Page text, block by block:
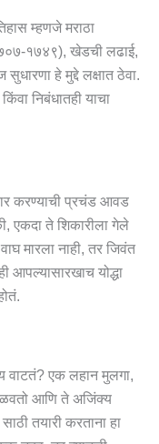
म्हणजे मराठा
१७४९), खेडची लढाई,
हे मुद्दे लक्षात ठेवा.
निबंधातही याचा
करण्याची प्रचंड आवड
एकदा ते शिकारीला गेले
मारला नाही, तर जिवंत
आपल्यासारखाच योद्धा
वाटतं? एक लहान मुलगा,
आणि ते अजिंक्य
तयारी करताना हा